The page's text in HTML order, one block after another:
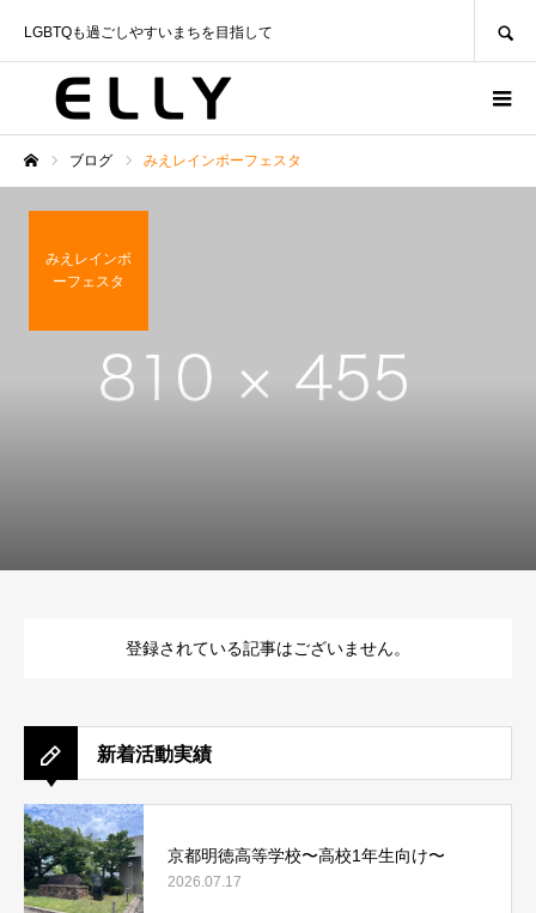
LGBTQも過ごしやすいまちを目指して
ブログ みえレインボーフェスタ
みえレインボ
ーフェスタ
登録されている記事はございません。
新着活動実績
京都明徳高等学校〜高校1年生向け〜
2026.07.17